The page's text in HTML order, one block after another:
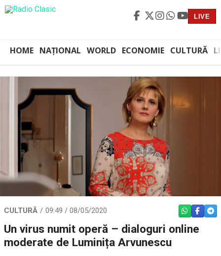
LIVE
HOME NAȚIONAL WORLD ECONOMIE CULTURĂ
CULTURĂ 09:49 / 08/05/2020 WHATSAPP
Un virus numit operă – dialoguri online
moderate de Luminița Arvunescu